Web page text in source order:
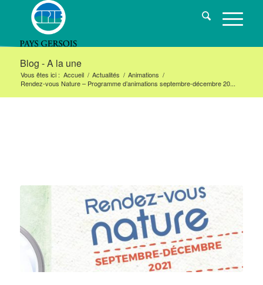
Blog - A la une
Vous êtes ici : Accueil / Actualités / Animations /
Rendez-vous Nature – Programme d’animations septembre-décembre 20...